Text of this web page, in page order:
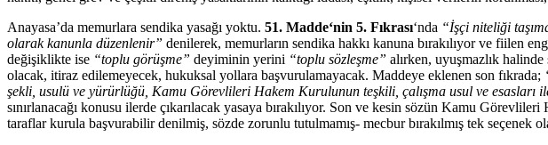
Anayasa’da memurlara sendika yasağı yoktu. 51. Madde‘nin 5. Fıkrası‘nda “İşçi niteliği
olarak kanunla düzenlenir” denilerek, memurların sendika hakkı kanuna bırakılıyor ve fiilen
değişiklikte ise “toplu görüşme” deyiminin yerini “toplu sözleşme” alırken, uyuşmazlık halinde
olacak, itiraz edilemeyecek, hukuksal yollara başvurulamayacak. Maddeye eklenen son fıkrada;
şekli, usulü ve yürürlüğü, Kamu Görevlileri Hakem Kurulunun teşkili, çalışma usul ve esasları
sınırlanacağı konusu ilerde çıkarılacak yasaya bırakılıyor. Son ve kesin sözün Kamu
taraflar kurula başvurabilir denilmiş, sözde zorunlu tutulmamış- mecbur bırakılmış tek